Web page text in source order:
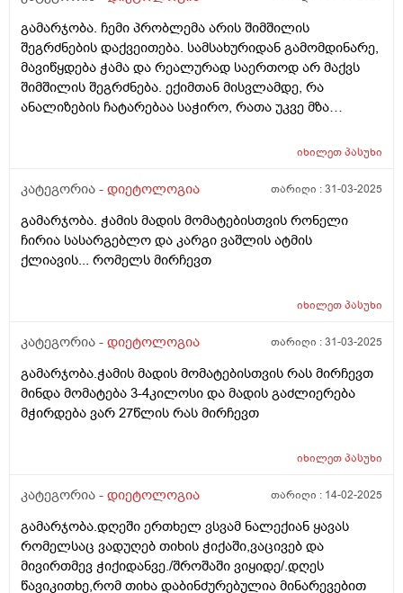
დამიწერს კვებას და ა.შ დავუსვამ კითხვებს და
შემამეცნებს კიდეც. აქედან გამომდინა, ვინ არის ჩემი
ექიმი? ვერ გავერკვიე. დიეტოლოგი, ნუტრიციოლოგი
თუ ენდოკრინოლოგი? ვისთან ჩავეწერო და ვის
მირჩევდით? მადლობა.
გამარჯობა. ჩემი პრობლემა არის შიმშილის
შეგრძნების დაქვეითება. სამსახურიდან გამომდინარე,
მავიწყდება ჭამა და რეალურად საერთოდ არ მაქვს
შიმშილის შეგრძნება. ექიმთან მისვლამდე, რა
ანალიზების ჩატარებაა საჭირო, რათა უკვე მზა
იხილეთპასუხი
კატეგორია - დიეტოლოგია თარიღი :31-03-2025
გამარჯობა. ჭამის მადის მომატებისთვის რონელი
ჩირია სასარგებლო და კარგი ვაშლის ატმის
ქლიავის... რომელს მირჩევთ
იხილეთპასუხი
კატეგორია - დიეტოლოგია თარიღი :31-03-2025
გამარჯობა.ჭამის მადის მომატებისთვის რას მირჩევთ
მინდა მომატება 3-4კილოსი და მადის გაძლიერება
მჭირდება ვარ 27წლის რას მირჩევთ
იხილეთპასუხი
კატეგორია - დიეტოლოგია თარიღი : 14-02-2025
გამარჯობა.დღეში ერთხელ ვსვამ ნალექიან ყავას
რომელსაც ვადუღებ თიხის ჭიქაში,ვაცივებ და
მივირთმევ ჭიქიდანვე./შროშაში ვიყიდე/.დღეს
წავიკითხე,რომ თიხა დაბინძურებულია მინარევებით